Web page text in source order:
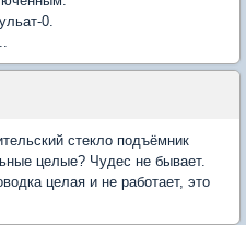
0.
стекло подъёмник
целые? Чудес не бывает.
целая и не работает, это